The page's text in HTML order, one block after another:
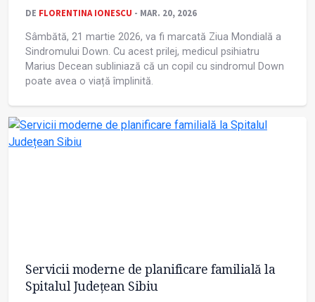
DE FLORENTINA IONESCU - MAR. 20, 2026
Sâmbătă, 21 martie 2026, va fi marcată Ziua Mondială a
Sindromului Down. Cu acest prilej, medicul psihiatru
Marius Decean subliniază că un copil cu sindromul Down
poate avea o viață împlinită.
Servicii moderne de planificare familială la
Spitalul Județean Sibiu